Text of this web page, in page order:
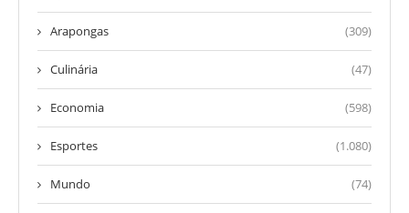
Arapongas (309)
Culinária (47)
Economia (598)
Esportes (1.080)
Mundo (74)